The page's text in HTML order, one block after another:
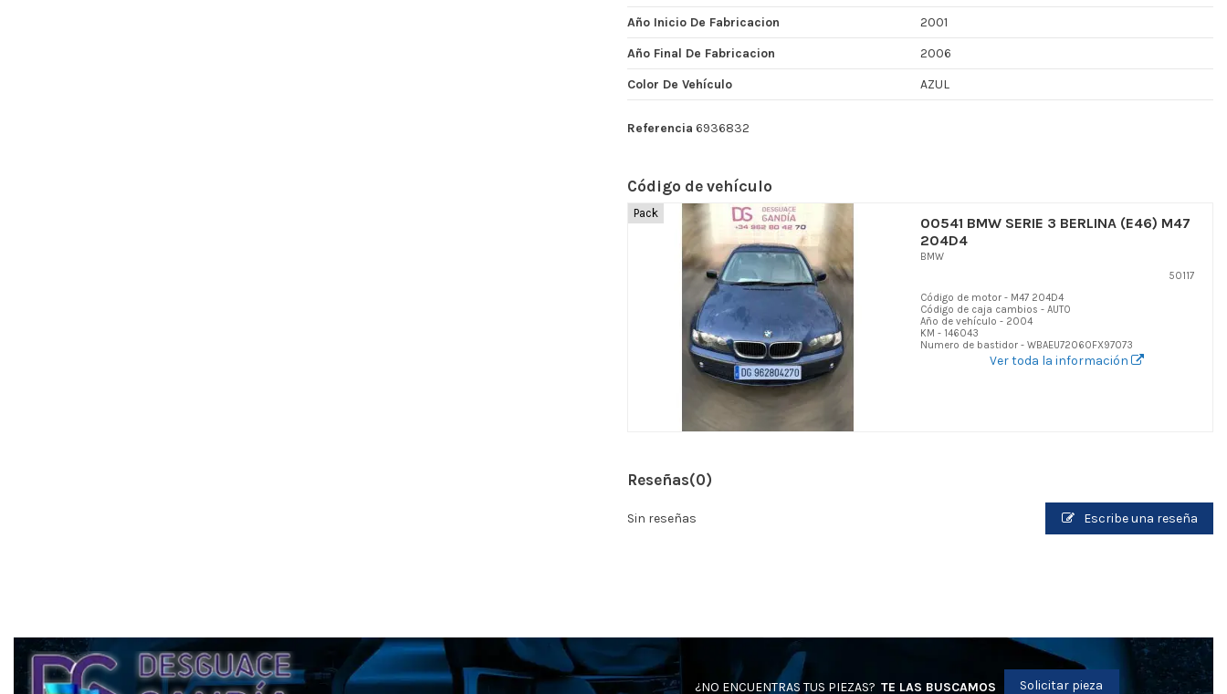
Año Inicio De Fabricacion
2001
Año Final De Fabricacion
2006
Color De Vehículo
AZUL
Referencia 6936832
Código de vehículo
Pack
00541 BMW SERIE 3 BERLINA (E46) M47
204D4
BMW
50117
Código de motor - M47 204D4
Código de caja cambios - AUTO
Año de vehículo - 2004
KM - 146043
Numero de bastidor - WBAEU72060FX97073
Ver toda la información
Reseñas(0)
Sin reseñas Escribe una reseña
¿NO ENCUENTRAS TUS PIEZAS? TE LAS BUSCAMOS Solicitar pieza